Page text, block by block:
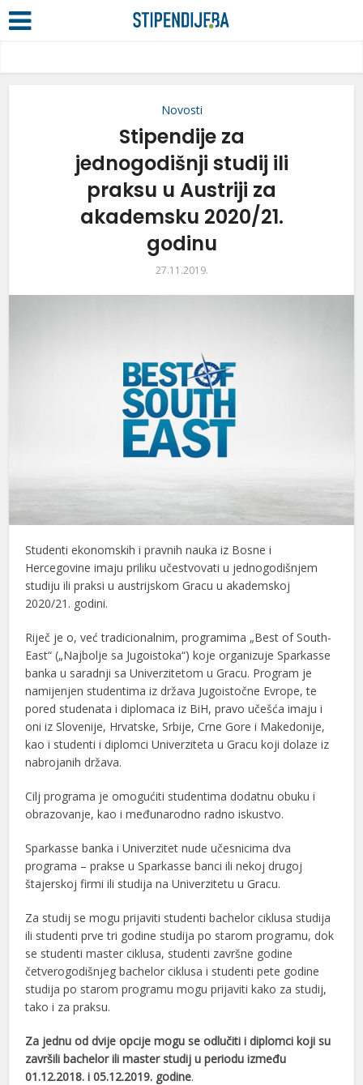
Novosti
Stipendije za
jednogodišnji studij ili
praksu u Austriji za
akademsku 2020/21.
godinu
27.11.2019.
Studenti ekonomskih i pravnih nauka iz Bosne i
Hercegovine imaju priliku učestvovati u jednogodišnjem
studiju ili praksi u austrijskom Gracu u akademskoj
2020/21. godini.
Riječ je o, već tradicionalnim, programima „Best of South-
East“ („Najbolje sa Jugoistoka“) koje organizuje Sparkasse
banka u saradnji sa Univerzitetom u Gracu. Program je
namijenjen studentima iz država Jugoistočne Evrope, te
pored studenata i diplomaca iz BiH, pravo učešća imaju i
oni iz Slovenije, Hrvatske, Srbije, Crne Gore i Makedonije,
kao i studenti i diplomci Univerziteta u Gracu koji dolaze iz
nabrojanih država.
Cilj programa je omogućiti studentima dodatnu obuku i
obrazovanje, kao i međunarodno radno iskustvo.
Sparkasse banka i Univerzitet nude učesnicima dva
programa – prakse u Sparkasse banci ili nekoj drugoj
štajerskoj firmi ili studija na Univerzitetu u Gracu.
Za studij se mogu prijaviti studenti bachelor ciklusa studija
ili studenti prve tri godine studija po starom programu, dok
se studenti master ciklusa, studenti završne godine
četverogodišnjeg bachelor ciklusa i studenti pete godine
studija po starom programu mogu prijaviti kako za studij,
tako i za praksu.
Za jednu od dvije opcije mogu se odlučiti i diplomci koji su
završili bachelor ili master studij u periodu između
01.12.2018. i 05.12.2019. godine.